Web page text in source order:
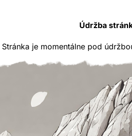
Údržba
Stránka je momentálne pod